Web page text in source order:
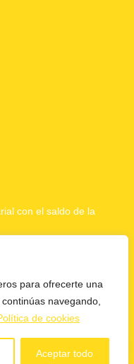
para ofrecerte una
navegando,
de cookies
Aceptar todo
con el saldo de la